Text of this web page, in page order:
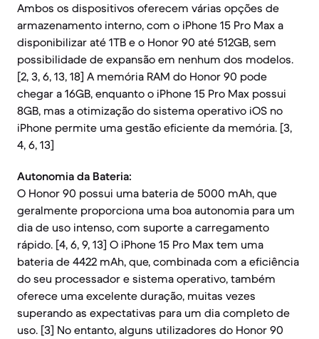
Ambos os dispositivos oferecem várias opções de
armazenamento interno, com o iPhone 15 Pro Max a
disponibilizar até 1TB e o Honor 90 até 512GB, sem
possibilidade de expansão em nenhum dos modelos.
[2, 3, 6, 13, 18] A memória RAM do Honor 90 pode
chegar a 16GB, enquanto o iPhone 15 Pro Max possui
8GB, mas a otimização do sistema operativo iOS no
iPhone permite uma gestão eficiente da memória. [3,
4, 6, 13]
Autonomia da Bateria:
O Honor 90 possui uma bateria de 5000 mAh, que
geralmente proporciona uma boa autonomia para um
dia de uso intenso, com suporte a carregamento
rápido. [4, 6, 9, 13] O iPhone 15 Pro Max tem uma
bateria de 4422 mAh, que, combinada com a eficiência
do seu processador e sistema operativo, também
oferece uma excelente duração, muitas vezes
superando as expectativas para um dia completo de
uso. [3] No entanto, alguns utilizadores do Honor 90